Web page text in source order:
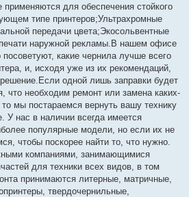
для обеспечения стойкого
типе принтеров;Ультрахромные
передачи цвета;Экосольвентные
наружной рекламы.В нашем офисе
какие чернила лучше всего
и, исходя уже из их рекомендаций,
одной лишь заправки будет
что необходим ремонт или замена каких-
мы постараемся вернуть вашу технику
У нас в наличии всегда имеется
популярные модели, но если их не
чтобы поскорее найти то, что нужно.
компаниями, занимающимися
для техники всех видов, в том
принимаются литерные, матричные,
твердочернильные,